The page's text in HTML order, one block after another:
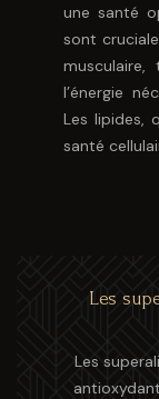
une santé
sont
l’énergie
Les lipides,
santé
Les
Les